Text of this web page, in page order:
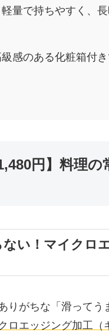
軽量で持ちやすく、
級感のある化粧箱付
円】料理
い！マイクロ
りがちな「滑って
ロエッジング加工（